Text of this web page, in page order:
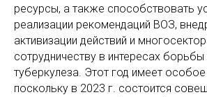
ресурсы, а также способствовать
реализации рекомендаций ВОЗ,
активизации действий и
сотрудничеству в интересах
туберкулеза. Этот год имеет особое
поскольку в 2023 г. состоится